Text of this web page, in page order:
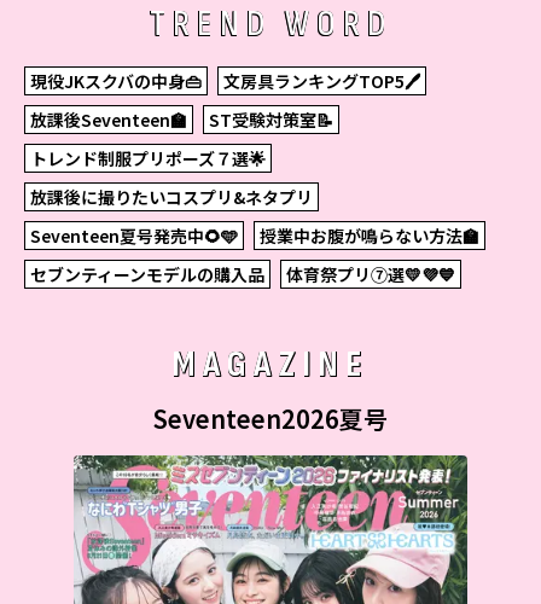
TREND WORD
現役JKスクバの中身👜
文房具ランキングTOP5🖊
放課後Seventeen🏫
ST受験対策室📝
トレンド制服プリポーズ７選🌟
放課後に撮りたいコスプリ&ネタプリ
Seventeen夏号発売中🌻🩵
授業中お腹が鳴らない方法🏫
セブンティーンモデルの購入品
体育祭プリ⑦選💛💜💙
MAGAZINE
Seventeen2026夏号